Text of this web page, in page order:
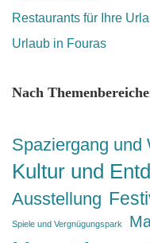
Restaurants für Ihre
Urlaub in Fouras
Nach
Spaziergang und
Kultur und
Ausstellung
Spiele und Vergnügungspark